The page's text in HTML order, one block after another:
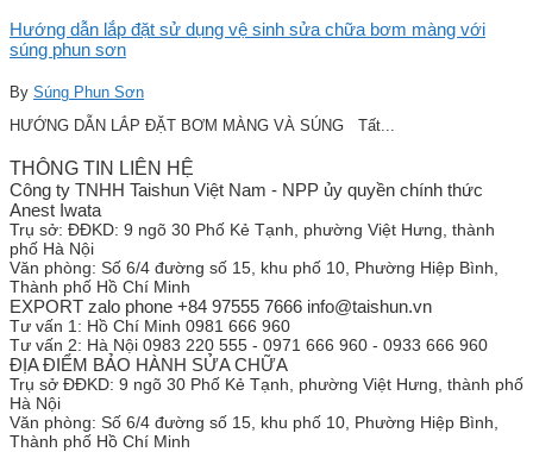
Hướng dẫn lắp đặt sử dụng vệ sinh sửa chữa bơm màng với
súng phun sơn
By Súng Phun Sơn
HƯỚNG DẪN LẮP ĐẶT BƠM MÀNG VÀ SÚNG Tất...
THÔNG TIN LIÊN HỆ
Công ty TNHH Taishun Việt Nam - NPP ủy quyền chính thức
Anest Iwata
Trụ sở: ĐĐKD: 9 ngõ 30 Phố Kẻ Tạnh, phường Việt Hưng, thành
phố Hà Nội
Văn phòng: Số 6/4 đường số 15, khu phố 10, Phường Hiệp Bình,
Thành phố Hồ Chí Minh
EXPORT zalo phone +84 97555 7666 info@taishun.vn
Tư vấn 1: Hồ Chí Minh 0981 666 960
Tư vấn 2: Hà Nội 0983 220 555 - 0971 666 960 - 0933 666 960
ĐỊA ĐIỂM BẢO HÀNH SỬA CHỮA
Trụ sở ĐĐKD: 9 ngõ 30 Phố Kẻ Tạnh, phường Việt Hưng, thành phố
Hà Nội
Văn phòng: Số 6/4 đường số 15, khu phố 10, Phường Hiệp Bình,
Thành phố Hồ Chí Minh